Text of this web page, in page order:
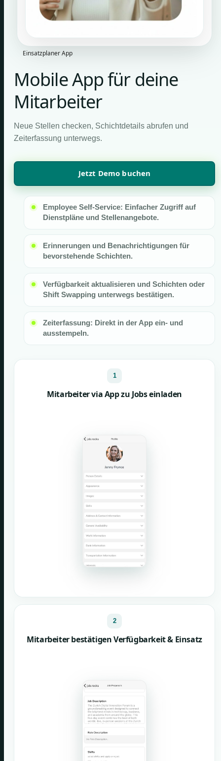
Einsatzplaner App
Mobile App für deine
Mitarbeiter
Neue Stellen checken, Schichtdetails abrufen und
Zeiterfassung unterwegs.
Jetzt Demo buchen
Employee Self-Service: Einfacher Zugriff auf
Dienstpläne und Stellenangebote.
Erinnerungen und Benachrichtigungen für
bevorstehende Schichten.
Verfügbarkeit aktualisieren und Schichten oder
Shift Swapping unterwegs bestätigen.
Zeiterfassung: Direkt in der App ein- und
ausstempeln.
1
Mitarbeiter via App zu Jobs einladen
2
Mitarbeiter bestätigen Verfügbarkeit & Einsatz